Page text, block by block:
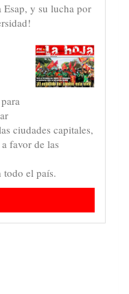
Esap, y su lucha por
ciudades capitales,
favor de las
todo el país.